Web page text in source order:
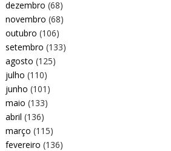
dezembro (68)
novembro (68)
outubro (106)
setembro (133)
agosto (125)
julho (110)
junho (101)
maio (133)
abril (136)
março (115)
fevereiro (136)